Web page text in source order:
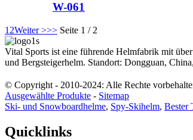
W-061
1 2Weiter >>> Seite 1 / 2
Vital Sports ist eine führende Helmfabrik mit
und Bergsteigerhelm. Standort: Dongguan,
© Copyright - 2010-2024: Alle Rechte
Ausgewählte Produkte - Sitemap
Ski- und Snowboardhelme, Spy-Skihelm, Bester
Quicklinks